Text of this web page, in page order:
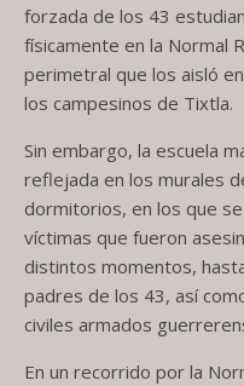
forzada de los 43
físicamente en la Normal
perimetral que los aisló
los campesinos de Tixtla.
Sin embargo, la escuela
reflejada en los murales
dormitorios, en los que
víctimas que fueron
distintos momentos,
padres de los 43, así
civiles armados
En un recorrido por la